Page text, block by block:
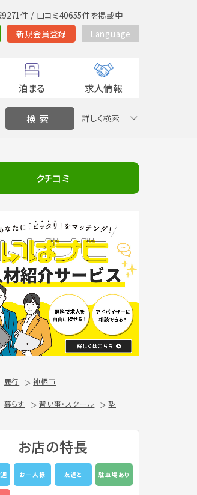
9271件 / 口コミ40655件を掲載中
新規会員登録 Language
泊まる 求人情報
詳しく検索
クチコミ
鹿行 神栖市
暮らす 習い事・スクール 塾
お店の特長
お一人様 友達と 駐車場あり